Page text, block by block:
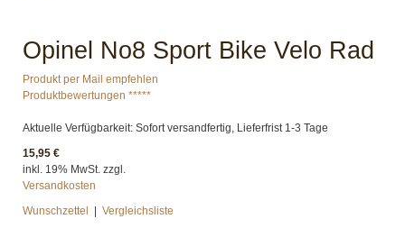
Opinel No8 Sport Bike Velo Rad
Produkt per Mail empfehlen
Produktbewertungen *****
Aktuelle Verfügbarkeit: Sofort versandfertig, Lieferfrist 1-3 Tage
15,95 €
inkl. 19% MwSt. zzgl.
Versandkosten
Wunschzettel
Vergleichsliste